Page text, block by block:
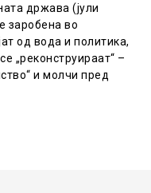
држава (јули
заробена во
од вода и политика,
„реконструираат“ –
и молчи пред